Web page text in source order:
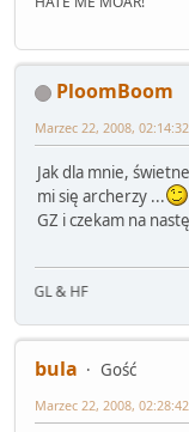
PloomBoom
Marzec 22, 2008,
Jak dla mnie,
mi się archerzy ...
GZ i czekam na
& HF
bula
Gość
Marzec 22, 2008,